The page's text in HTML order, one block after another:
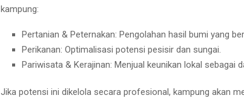
kampung:
Pertanian & Peternakan: Pengolahan hasil bumi yang
Perikanan: Optimalisasi potensi pesisir dan sungai.
Pariwisata & Kerajinan: Menjual keunikan lokal sebagai
Jika potensi ini dikelola secara profesional, kampung akan